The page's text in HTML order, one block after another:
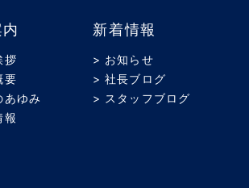
拶
要
あゆみ
報
新着情報
> お知らせ
> 社長ブログ
> スタッフブログ